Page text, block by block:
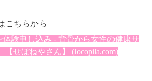
こちらから
験申し込み - 背骨から女性の健康サ
【せぼねやさん】 (locopila.com)